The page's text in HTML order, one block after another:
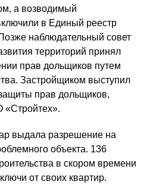
а возводимый
в Единый реестр
наблюдательный совет
территорий принял
прав дольщиков путем
Застройщиком выступил
прав дольщиков,
выдала разрешение на
объекта. 136
в скором времени
от своих квартир.